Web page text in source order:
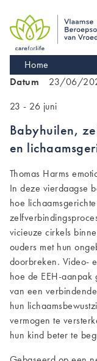
main
navigation
Home
Datum
23/06/
23 - 26 juni
Babyhuilen,
en
Thomas Harms
In deze vierdaagse
hoe
vicieuze cirkels
ouders met hun
doorbreken. Video-
hoe de EEH-aanpak
van een
hun
vermogen te
hun kind beter te